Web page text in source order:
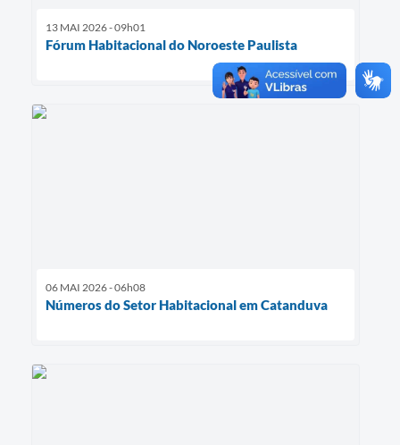
13 MAI 2026 - 09h01
Fórum Habitacional do Noroeste Paulista
06 MAI 2026 - 06h08
Números do Setor Habitacional em Catanduva